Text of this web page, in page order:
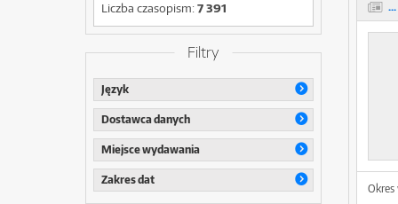
Liczba czasopism:7 391
Filtry
Język
Dostawca danych
Miejsce wydawania
Zakres dat
Okres